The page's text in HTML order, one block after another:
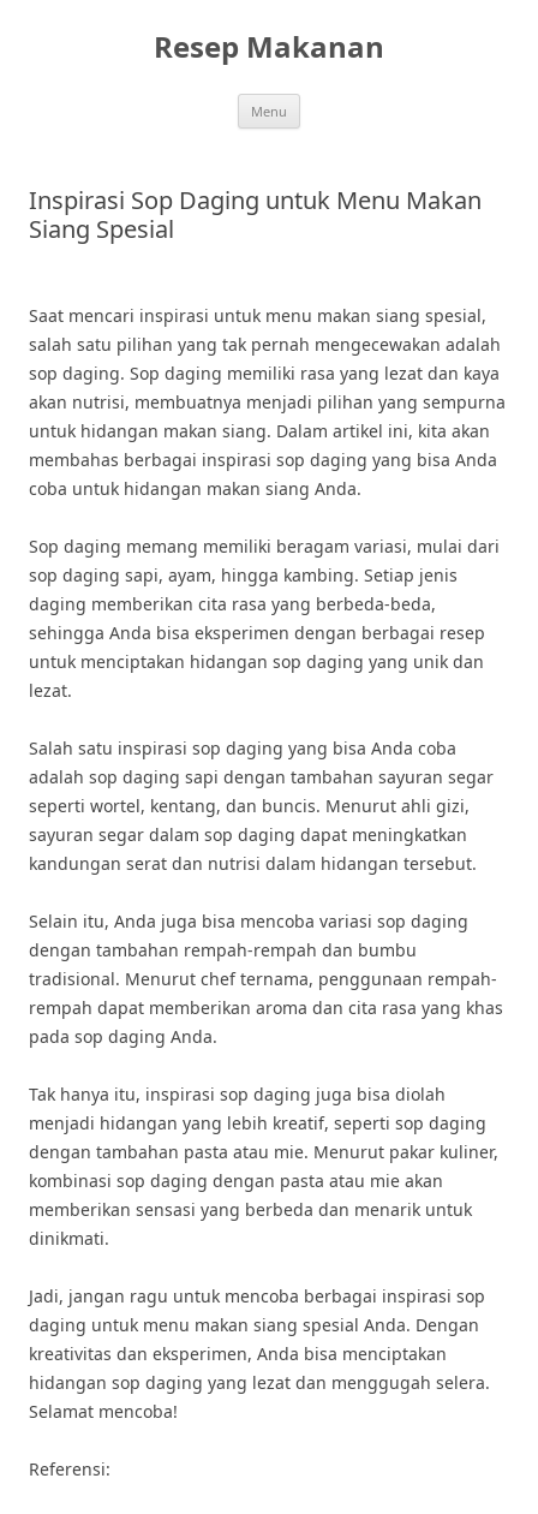
Resep Makanan
Menu
Inspirasi Sop Daging untuk Menu Makan
Siang Spesial
Saat mencari inspirasi untuk menu makan siang spesial,
salah satu pilihan yang tak pernah mengecewakan adalah
sop daging. Sop daging memiliki rasa yang lezat dan kaya
akan nutrisi, membuatnya menjadi pilihan yang sempurna
untuk hidangan makan siang. Dalam artikel ini, kita akan
membahas berbagai inspirasi sop daging yang bisa Anda
coba untuk hidangan makan siang Anda.
Sop daging memang memiliki beragam variasi, mulai dari
sop daging sapi, ayam, hingga kambing. Setiap jenis
daging memberikan cita rasa yang berbeda-beda,
sehingga Anda bisa eksperimen dengan berbagai resep
untuk menciptakan hidangan sop daging yang unik dan
lezat.
Salah satu inspirasi sop daging yang bisa Anda coba
adalah sop daging sapi dengan tambahan sayuran segar
seperti wortel, kentang, dan buncis. Menurut ahli gizi,
sayuran segar dalam sop daging dapat meningkatkan
kandungan serat dan nutrisi dalam hidangan tersebut.
Selain itu, Anda juga bisa mencoba variasi sop daging
dengan tambahan rempah-rempah dan bumbu
tradisional. Menurut chef ternama, penggunaan rempah-
rempah dapat memberikan aroma dan cita rasa yang khas
pada sop daging Anda.
Tak hanya itu, inspirasi sop daging juga bisa diolah
menjadi hidangan yang lebih kreatif, seperti sop daging
dengan tambahan pasta atau mie. Menurut pakar kuliner,
kombinasi sop daging dengan pasta atau mie akan
memberikan sensasi yang berbeda dan menarik untuk
dinikmati.
Jadi, jangan ragu untuk mencoba berbagai inspirasi sop
daging untuk menu makan siang spesial Anda. Dengan
kreativitas dan eksperimen, Anda bisa menciptakan
hidangan sop daging yang lezat dan menggugah selera.
Selamat mencoba!
Referensi: